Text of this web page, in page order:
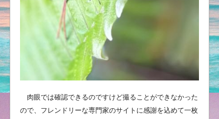
肉眼では確認できるのですけど撮ることができなかった
ので、フレンドリーな専門家のサイトに感謝を込めて一枚